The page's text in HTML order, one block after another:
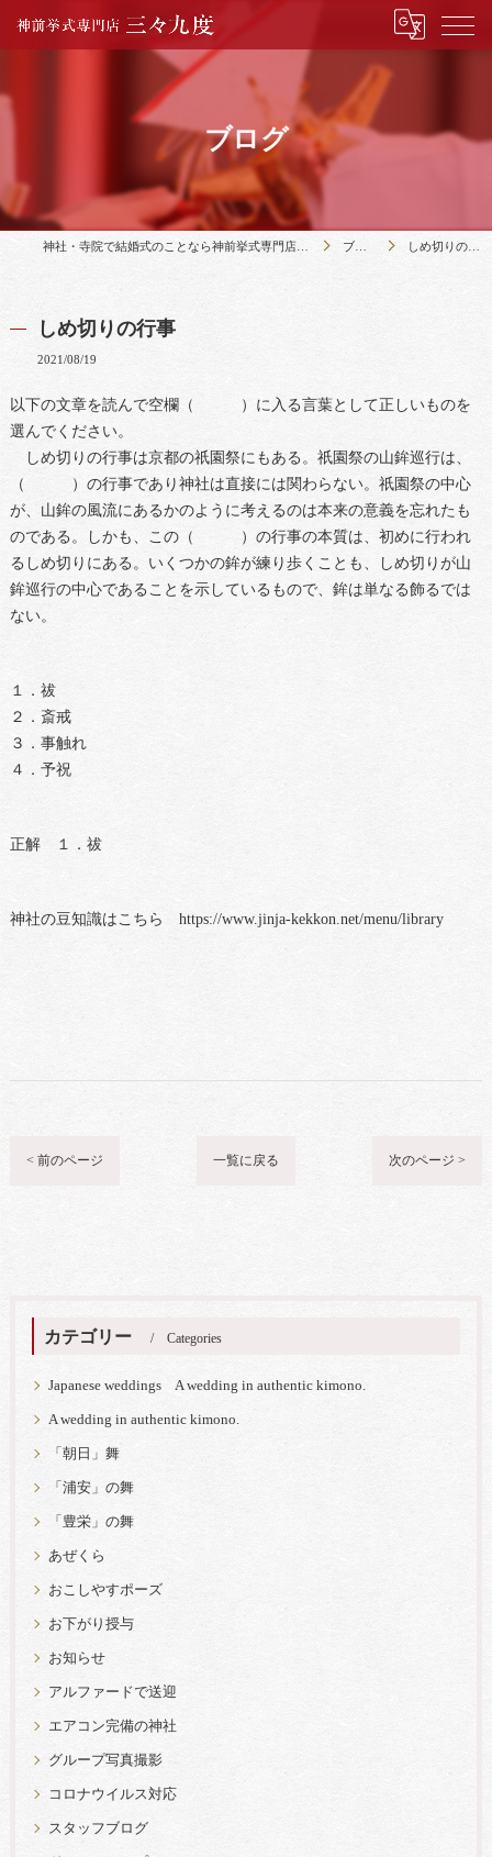
ブログ
神社・寺院で結婚式のことなら神前挙式専門店三々九度 ブログ しめ切りの行事
しめ切りの行事
2021/08/19
以下の文章を読んで空欄（ ）に入る言葉として正しいものを
選んでください。
しめ切りの行事は京都の祇園祭にもある。祇園祭の山鉾巡行は、
（ ）の行事であり神社は直接には関わらない。祇園祭の中心
が、山鉾の風流にあるかのように考えるのは本来の意義を忘れたも
のである。しかも、この（ ）の行事の本質は、初めに行われ
るしめ切りにある。いくつかの鉾が練り歩くことも、しめ切りが山
鉾巡行の中心であることを示しているもので、鉾は単なる飾るでは
ない。
１．祓
２．斎戒
３．事触れ
４．予祝
正解 １．祓
神社の豆知識はこちら https://www.jinja-kekkon.net/menu/library
< 前のページ 一覧に戻る 次のページ >
カテゴリー Categories
Japanese weddings A wedding in authentic kimono.
A wedding in authentic kimono.
「朝日」舞
「浦安」の舞
「豊栄」の舞
あぜくら
おこしやすポーズ
お下がり授与
お知らせ
アルファードで送迎
エアコン完備の神社
グループ写真撮影
コロナウイルス対応
スタッフブログ